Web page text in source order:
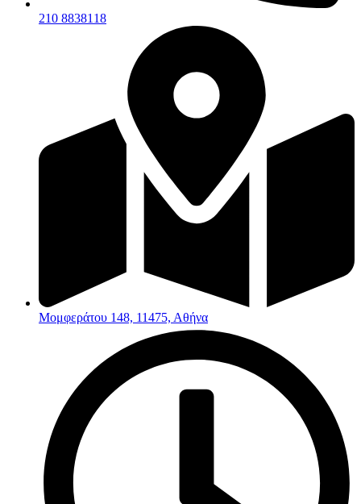
210 8838118
Μομφεράτου 148, 11475, Αθήνα